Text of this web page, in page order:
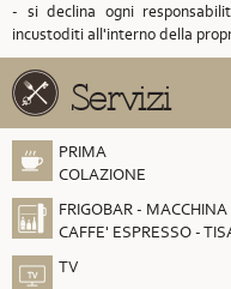
- si declina ogni
incustoditi all'interno della
Servizi
PRIMA
COLAZIONE
FRIGOBAR - MACCHINA
CAFFE' ESPRESSO -
TV